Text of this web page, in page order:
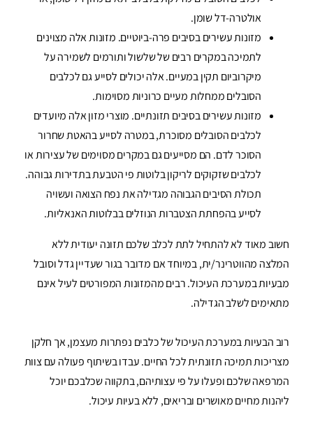
אולטרה-דל שומן.
מזונות עשירים בסיבים פרה-ביוטיים. מזונות אלה מצוינים
לתמיכה במקרים רבים של שלשול ותורמים לשמירה על
מיקרוביום תקין במעיים. אלה יכולים לסייע גם לכלבים
הסובלים ממחלות מעיים כרוניות מסוימות.
מזונות עשירים בסיבים תזונתיים. מוצרי מזון אלה מיועדים
לכלבים הסובלים מסוכרת, במטרה לסייע בהאטת שחרור
הסוכר לדם. הם מסייעים גם במקרים מסוימים של עצירות או
לכלבים שזקוקים לריקון בלוטות פי הטבעת בתדירות גבוהה.
תכולת הסיבים הגבוהה מגדילה את נפח הצואה ועשויה
לסייע בהפחתת הצטברות הנוזלים בבלוטות האנאליות.
חשוב מאוד לא להתחיל לתת לכלב שלכם תזונה יעודית ללא
המלצה מהווטרינר/ית, במיוחד אם מדובר בגור שעדיין גדל וסובל
מבעיות במערכת העיכול. רבים מהמזונות המפורטים לעיל אינם
מתאימים לשלב הגדילה.
רוב הבעיות במערכת העיכול של כלבים נפתרות מעצמן, אך חלקן
מצריכות תמיכה תזונתית לכל החיים. עבדו בשיתוף פעולה עם צוות
המרפאה שלכם ופעלו על פי עצותיהם, בתקווה שכלבכם יוכל
ליהנות מחיים מאושרים ובריאים, ללא בעיות עיכול.